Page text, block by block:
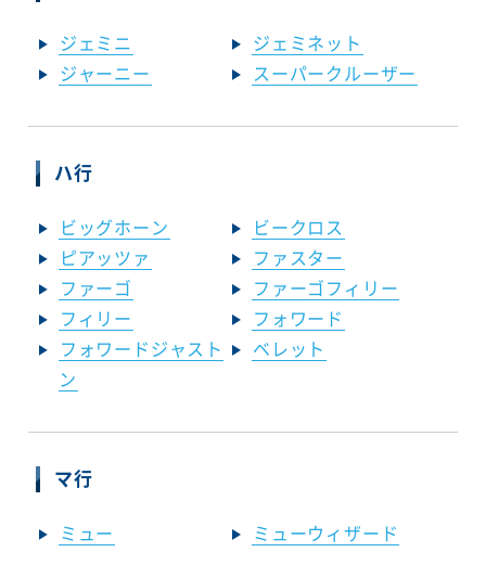
ジェミニ
ジェミネット
ジャーニー
スーパークルーザー
ハ行
ビッグホーン
ビークロス
ピアッツァ
ファスター
ファーゴ
ファーゴフィリー
フィリー
フォワード
フォワードジャスト
ン
ベレット
マ行
ミュー ミューウィザード